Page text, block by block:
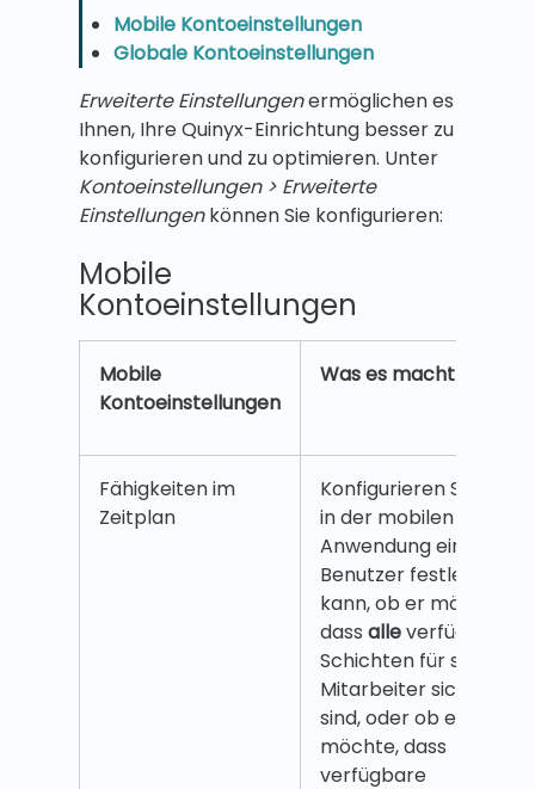
Mobile Kontoeinstellungen
Globale Kontoeinstellungen
Erweiterte Einstellungenermöglichen es
Ihnen, Ihre Quinyx-Einrichtung besser zu
konfigurieren und zu optimieren. Unter
Kontoeinstellungen > Erweiterte
Einstellungenkönnen Sie konfigurieren:
Mobile
Kontoeinstellungen
Mobile
Kontoeinstellungen
Was es macht
Fähigkeiten im
Zeitplan
Konfigurieren Sie, ob
in der mobilen
Anwendung ein
Benutzer festlegen
kann, ob er möchte,
dass alleverfügbaren
Schichten für seine
Mitarbeiter sichtbar
sind, oder ob er
möchte, dass
verfügbare